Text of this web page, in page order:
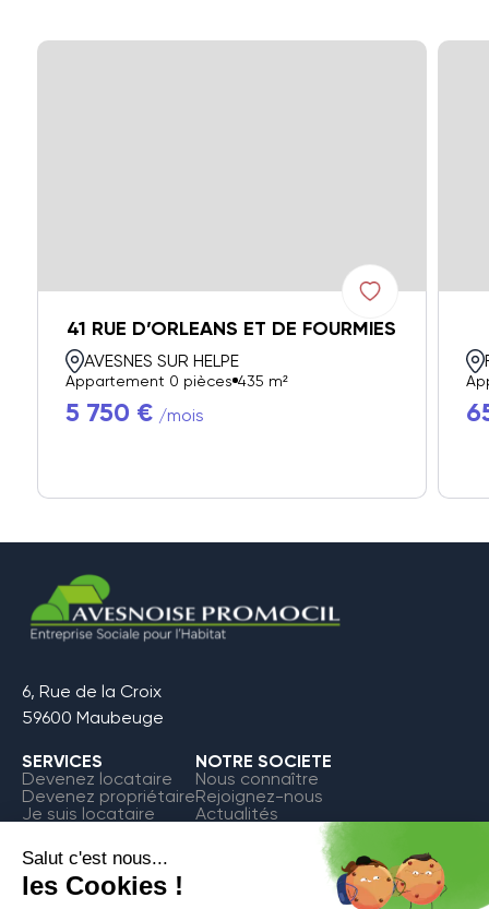
41 RUE D’ORLEANS ET DE FOURMIES
AVESNES SUR HELPE
Appartement 0 pièces 435 m²
5 750 € /mois
6, Rue de la Croix
59600 Maubeuge
SERVICES
Devenez locataire
Devenez propriétaire
Je suis locataire
NOTRE SOCIETE
Nous connaître
Rejoignez-nous
Actualités